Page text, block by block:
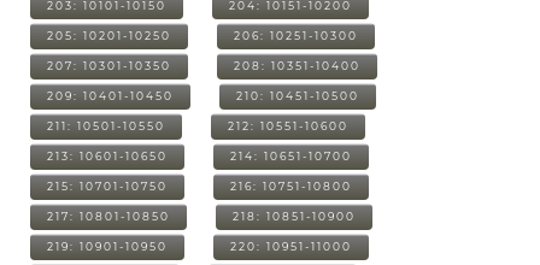
203: 10101-10150 204: 10151-10200
205: 10201-10250 206: 10251-10300
207: 10301-10350 208: 10351-10400
209: 10401-10450 210: 10451-10500
211: 10501-10550 212: 10551-10600
213: 10601-10650 214: 10651-10700
215: 10701-10750 216: 10751-10800
217: 10801-10850 218: 10851-10900
219: 10901-10950 220: 10951-11000